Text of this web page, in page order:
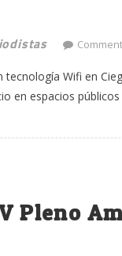
Wifi en
en espacios públicos
Pleno